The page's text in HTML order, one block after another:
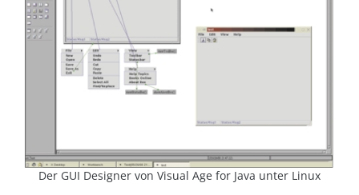
Der GUI Designer von Visual Age for Java unter Linux